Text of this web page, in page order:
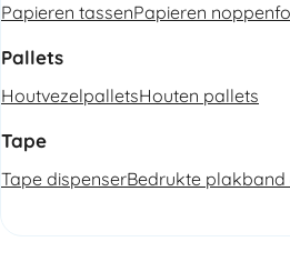
Papieren tassenPapieren
Pallets
HoutvezelpalletsHouten pallets
Tape
Tape dispenserBedrukte plakband